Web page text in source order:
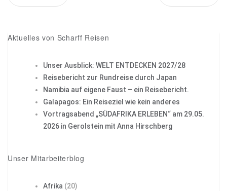
Aktuelles von Scharff Reisen
Unser Ausblick: WELT ENTDECKEN 2027/28
Reisebericht zur Rundreise durch Japan
Namibia auf eigene Faust – ein Reisebericht.
Galapagos: Ein Reiseziel wie kein anderes
Vortragsabend „SÜDAFRIKA ERLEBEN“ am 29.05.
2026 in Gerolstein mit Anna Hirschberg
Unser Mitarbeiterblog
Afrika (20)